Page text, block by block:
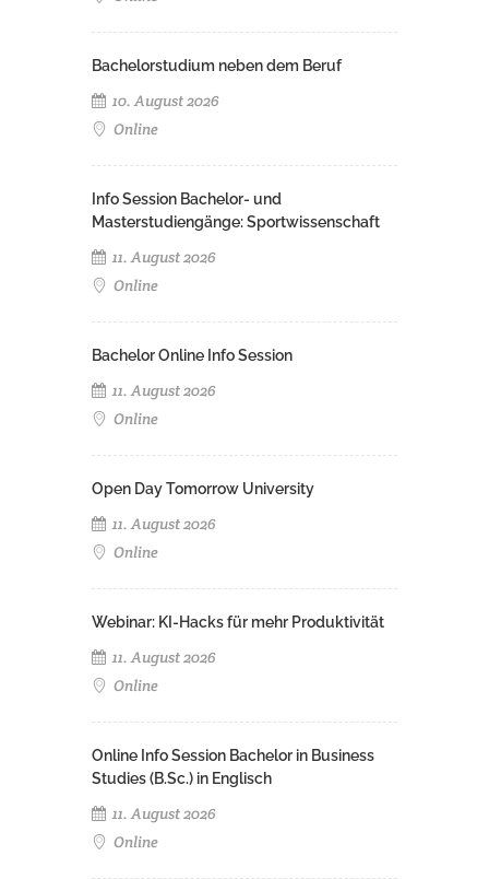
Bachelorstudium neben dem Beruf
10. August 2026
Online
Info Session Bachelor- und
Masterstudiengänge: Sportwissenschaft
11. August 2026
Online
Bachelor Online Info Session
11. August 2026
Online
Open Day Tomorrow University
11. August 2026
Online
Webinar: KI-Hacks für mehr Produktivität
11. August 2026
Online
Online Info Session Bachelor in Business
Studies (B.Sc.) in Englisch
11. August 2026
Online